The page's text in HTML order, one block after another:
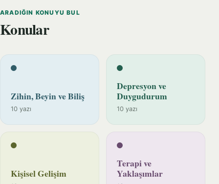
ARADIĞIN KONUYU BUL
Konular
Zihin, Beyin ve Biliş
10 yazı
Depresyon ve
Duygudurum
10 yazı
Kişisel Gelişim
Terapi ve
Yaklaşımlar